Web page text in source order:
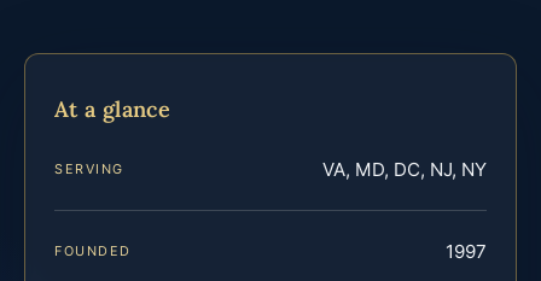
At a glance
SERVING VA, MD, DC, NJ, NY
FOUNDED 1997